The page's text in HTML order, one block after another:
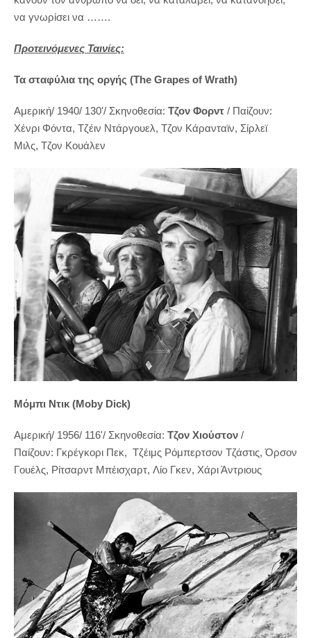
να γνωρίσει να …….
Προτεινόμενες Ταινίες:
Τα σταφύλια της οργής (The Grapes of Wrath)
Αμερική/ 1940/ 130'/ Σκηνοθεσία: Tζον Φορντ / Παίζουν:
Χένρι Φόντα, Τζέιν Ντάργουελ, Τζον Κάρανταϊν, Σίρλεϊ
Μιλς, Τζον Κουάλεν
Μόμπι Ντικ (Moby Dick)
Aμερική/ 1956/ 116'/ Σκηνοθεσία: Tζον Χιούστον /
Παίζουν: Γκρέγκορι Πεκ, Τζέιμς Ρόμπερτσον Τζάστις, Όρσον
Γουέλς, Ρίτσαρντ Μπέισχαρτ, Λίο Γκεν, Χάρι Άντριους